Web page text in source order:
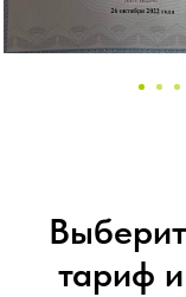
тариф